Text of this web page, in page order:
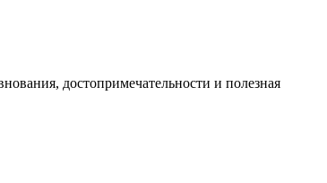
достопримечательности и полезная